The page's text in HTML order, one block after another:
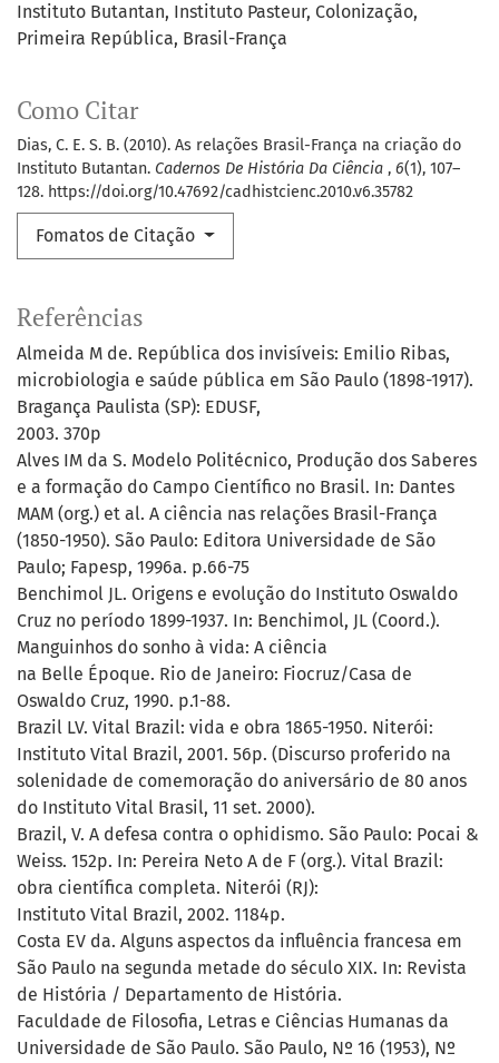
Instituto Butantan Instituto Pasteur Colonização
Primeira República Brasil-França
Como Citar
Dias, C. E. S. B. (2010). As relações Brasil-França na criação do
Instituto Butantan. Cadernos De História Da Ciência , 6(1), 107–
128. https://doi.org/10.47692/cadhistcienc.2010.v6.35782
Fomatos de Citação
Referências
Almeida M de. República dos invisíveis: Emilio Ribas,
microbiologia e saúde pública em São Paulo (1898-1917).
Bragança Paulista (SP): EDUSF,
2003. 370p
Alves IM da S. Modelo Politécnico, Produção dos Saberes
e a formação do Campo Científico no Brasil. In: Dantes
MAM (org.) et al. A ciência nas relações Brasil-França
(1850-1950). São Paulo: Editora Universidade de São
Paulo; Fapesp, 1996a. p.66-75
Benchimol JL. Origens e evolução do Instituto Oswaldo
Cruz no período 1899-1937. In: Benchimol, JL (Coord.).
Manguinhos do sonho à vida: A ciência
na Belle Époque. Rio de Janeiro: Fiocruz/Casa de
Oswaldo Cruz, 1990. p.1-88.
Brazil LV. Vital Brazil: vida e obra 1865-1950. Niterói:
Instituto Vital Brazil, 2001. 56p. (Discurso proferido na
solenidade de comemoração do aniversário de 80 anos
do Instituto Vital Brasil, 11 set. 2000).
Brazil, V. A defesa contra o ophidismo. São Paulo: Pocai &
Weiss. 152p. In: Pereira Neto A de F (org.). Vital Brazil:
obra científica completa. Niterói (RJ):
Instituto Vital Brazil, 2002. 1184p.
Costa EV da. Alguns aspectos da influência francesa em
São Paulo na segunda metade do século XIX. In: Revista
de História / Departamento de História.
Faculdade de Filosofia, Letras e Ciências Humanas da
Universidade de São Paulo. São Paulo, Nº 16 (1953), Nº